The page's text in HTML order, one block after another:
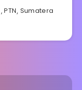
,PTN, Sumatera